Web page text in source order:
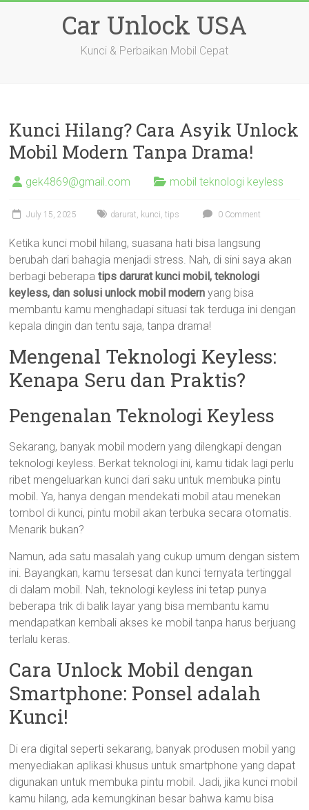
Car Unlock USA
Kunci & Perbaikan Mobil Cepat
Kunci Hilang? Cara Asyik Unlock
Mobil Modern Tanpa Drama!
gek4869@gmail.com mobil teknologi keyless
July 15, 2025 darurat, kunci,tips 0 Comment
Ketika kunci mobil hilang, suasana hati bisa langsung
berubah dari bahagia menjadi stress. Nah, di sini saya akan
berbagi beberapatips darurat kunci mobil, teknologi
keyless, dan solusi unlock mobil modern yang bisa
membantu kamu menghadapi situasi tak terduga ini dengan
kepala dingin dan tentu saja, tanpa drama!
Mengenal Teknologi Keyless:
Kenapa Seru dan Praktis?
Pengenalan Teknologi Keyless
Sekarang, banyak mobil modern yang dilengkapi dengan
teknologi keyless. Berkat teknologi ini, kamu tidak lagi perlu
ribet mengeluarkan kunci dari saku untuk membuka pintu
mobil. Ya, hanya dengan mendekati mobil atau menekan
tombol di kunci, pintu mobil akan terbuka secara otomatis.
Menarik bukan?
Namun, ada satu masalah yang cukup umum dengan sistem
ini. Bayangkan, kamu tersesat dan kunci ternyata tertinggal
di dalam mobil. Nah, teknologi keyless ini tetap punya
beberapa trik di balik layar yang bisa membantu kamu
mendapatkan kembali akses ke mobil tanpa harus berjuang
terlalu keras.
Cara Unlock Mobil dengan
Smartphone: Ponsel adalah
Kunci!
Di era digital seperti sekarang, banyak produsen mobil yang
menyediakan aplikasi khusus untuk smartphone yang dapat
digunakan untuk membuka pintu mobil. Jadi, jika kunci mobil
kamu hilang, ada kemungkinan besar bahwa kamu bisa